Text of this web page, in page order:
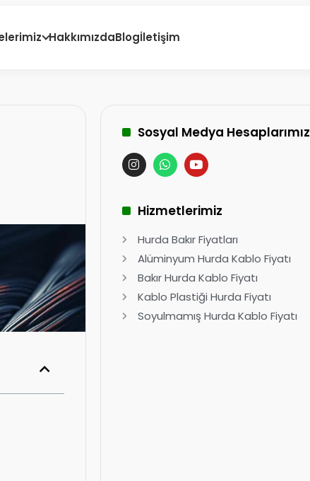
HakkımızdaBlogİletişim
Sosyal Medya Hesaplarımız
Hizmetlerimiz
Hurda Bakır Fiyatları
Alüminyum Hurda Kablo Fiyatı
Bakır Hurda Kablo Fiyatı
Kablo Plastiği Hurda Fiyatı
Soyulmamış Hurda Kablo Fiyatı